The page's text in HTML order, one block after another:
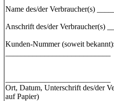
Name des/der Verbraucher(s)
Anschrift des/der Verbraucher(s)
Kunden-Nummer (soweit bekannt):
Ort, Datum, Unterschrift des/der
auf Papier)